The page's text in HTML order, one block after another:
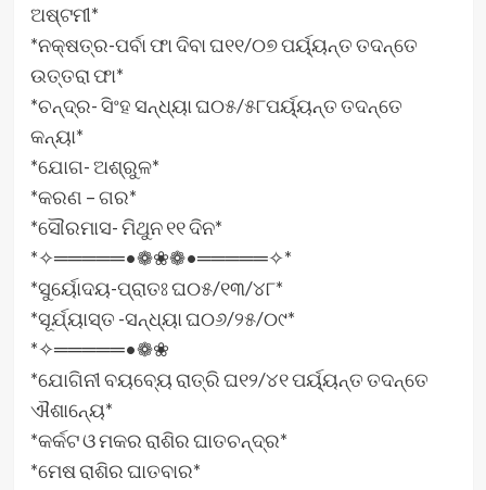
ଅଷ୍ଟମୀ*
*ନକ୍ଷତ୍ର-ପର୍ବା ଫା ଦିବା ଘ୧୧/୦୭ ପର୍ୟ୍ୟନ୍ତ ତଦନ୍ତେ
ଉତ୍ତରା ଫା*
*ଚନ୍ଦ୍ର- ସିଂହ ସନ୍ଧ୍ୟା ଘ୦୫/୫୮ପର୍ୟ୍ୟନ୍ତ ତଦନ୍ତେ
କନ୍ୟା*
*ଯୋଗ- ଅଶ୍ରୁଳ*
*କରଣ – ଗର*
*ସୌରମାସ- ମିଥୁନ ୧୧ ଦିନ*
*✧═════•❁❀❁•═════✧*
*ସୁର୍ୟୋଦୟ-ପ୍ରାତଃ ଘ୦୫/୧୩/୪୮*
*ସୂର୍ଯ୍ୟାସ୍ତ -ସନ୍ଧ୍ୟା ଘ୦୬/୨୫/୦୯*
*✧═════•❁❀
*ଯୋଗିନୀ ବୟବ୍ୟେ ରାତ୍ରି ଘ୧୨/୪୧ ପର୍ୟ୍ୟନ୍ତ ତଦନ୍ତେ
ଐଶାନ୍ୟେ*
*କର୍କଟ ଓ ମକର ରାଶିର ଘାତଚନ୍ଦ୍ର*
*ମେଷ ରାଶିର ଘାତବାର*